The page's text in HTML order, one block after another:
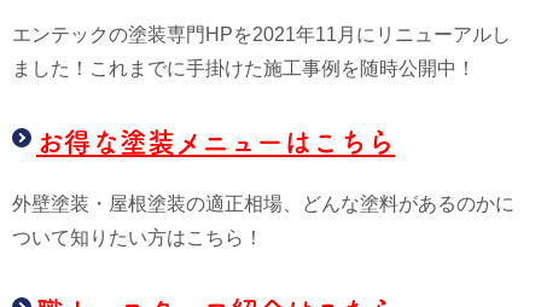
エンテックの塗装専門HPを2021年11月にリニューアルし
ました！これまでに手掛けた施工事例を随時公開中！
お得な塗装メニューはこちら
外壁塗装・屋根塗装の適正相場、どんな塗料があるのかに
ついて知りたい方はこちら！